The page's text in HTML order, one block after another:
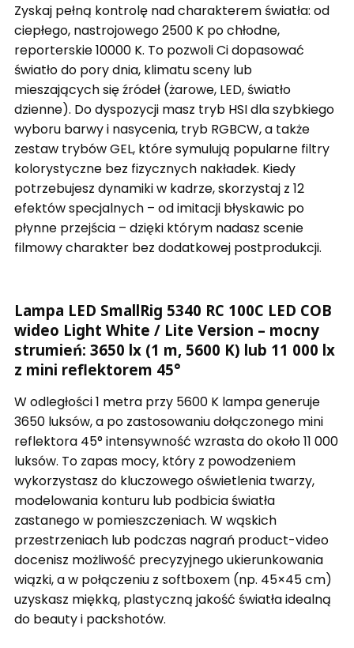
Zyskaj pełną kontrolę nad charakterem światła: od
ciepłego, nastrojowego 2500 K po chłodne,
reporterskie 10000 K. To pozwoli Ci dopasować
światło do pory dnia, klimatu sceny lub
mieszających się źródeł (żarowe, LED, światło
dzienne). Do dyspozycji masz tryb HSI dla szybkiego
wyboru barwy i nasycenia, tryb RGBCW, a także
zestaw trybów GEL, które symulują popularne filtry
kolorystyczne bez fizycznych nakładek. Kiedy
potrzebujesz dynamiki w kadrze, skorzystaj z 12
efektów specjalnych – od imitacji błyskawic po
płynne przejścia – dzięki którym nadasz scenie
filmowy charakter bez dodatkowej postprodukcji.
Lampa LED SmallRig 5340 RC 100C LED COB
wideo Light White / Lite Version – mocny
strumień: 3650 lx (1 m, 5600 K) lub 11 000 lx
z mini reflektorem 45°
W odległości 1 metra przy 5600 K lampa generuje
3650 luksów, a po zastosowaniu dołączonego mini
reflektora 45° intensywność wzrasta do około 11 000
luksów. To zapas mocy, który z powodzeniem
wykorzystasz do kluczowego oświetlenia twarzy,
modelowania konturu lub podbicia światła
zastanego w pomieszczeniach. W wąskich
przestrzeniach lub podczas nagrań product-video
docenisz możliwość precyzyjnego ukierunkowania
wiązki, a w połączeniu z softboxem (np. 45×45 cm)
uzyskasz miękką, plastyczną jakość światła idealną
do beauty i packshotów.